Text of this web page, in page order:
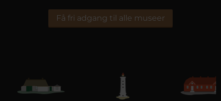
Få fri adgang til alle museer